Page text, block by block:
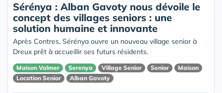
Sérénya : Alban Gavoty nous dévoile le
concept des villages seniors : une
solution humaine et innovante
Après Contres, Sérénya ouvre un nouveau village senior à
Dreux prêt à accueillir ses futurs résidents.
Maison Valmer Serenya Village Senior Senior
Maison
Location Senior
Alban Gavoty